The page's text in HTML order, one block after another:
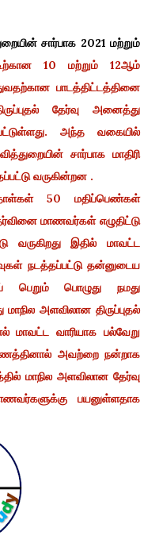
சார்பாக 2021 மற்றும்
10 மற்றும் 12ஆம்
பாடத்திட்டத்தினை
தேர்வு அனைத்து
அந்த வகையில்
சார்பாக மாதிரி
வருகின்றன .
50 மதிப்பெண்கள்
மாணவர்கள் எழுதிட்டு
வருகிறது இதில் மாவட்ட
நடத்தப்பட்டு தன்னுடைய
பெறும் பொழுது நமது
அளவிலான திருப்புதல்
மாவட்ட வாரியாக பல்வேறு
அவற்றை நன்றாக
மாநில அளவிலான தேர்வு
பயனுள்ளதாக